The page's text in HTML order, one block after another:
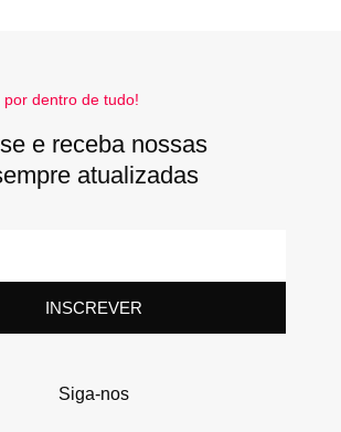
por dentro de tudo!
e receba nossas
atualizadas
INSCREVER
Siga-nos